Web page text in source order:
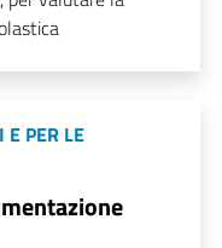
E PER LE